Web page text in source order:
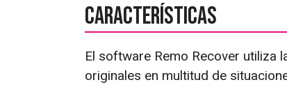
Características
El software Remo Recover utiliza
originales en multitud de